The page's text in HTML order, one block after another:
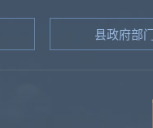
县政府部